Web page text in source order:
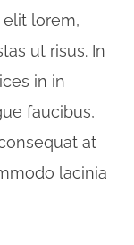
elit lorem,
ut risus. In
in in
faucibus,
at
lacinia